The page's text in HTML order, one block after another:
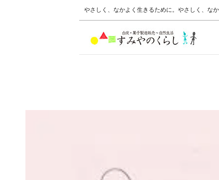
やさしく、なかよく生きるために。やさしく、な